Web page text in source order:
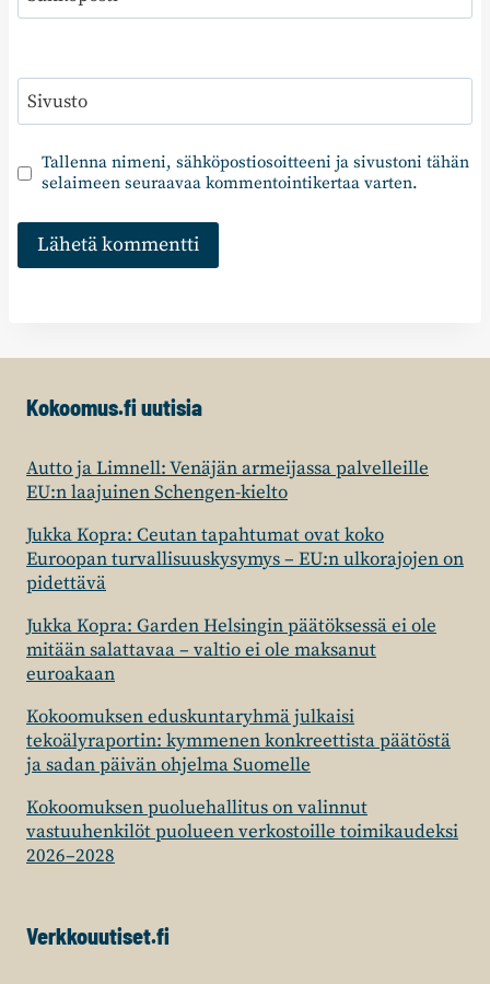
Sivusto
Tallenna nimeni, sähköpostiosoitteeni ja sivustoni tähän
selaimeen seuraavaa kommentointikertaa varten.
Kokoomus.fi uutisia
Autto ja Limnell: Venäjän armeijassa palvelleille
EU:n laajuinen Schengen-kielto
Jukka Kopra: Ceutan tapahtumat ovat koko
Euroopan turvallisuuskysymys – EU:n ulkorajojen on
pidettävä
Jukka Kopra: Garden Helsingin päätöksessä ei ole
mitään salattavaa – valtio ei ole maksanut
euroakaan
Kokoomuksen eduskuntaryhmä julkaisi
tekoälyraportin: kymmenen konkreettista päätöstä
ja sadan päivän ohjelma Suomelle
Kokoomuksen puoluehallitus on valinnut
vastuuhenkilöt puolueen verkostoille toimikaudeksi
2026–2028
Verkkouutiset.fi